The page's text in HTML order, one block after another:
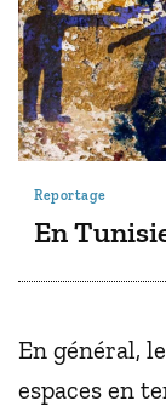
Reportage
En
En général,
espaces en